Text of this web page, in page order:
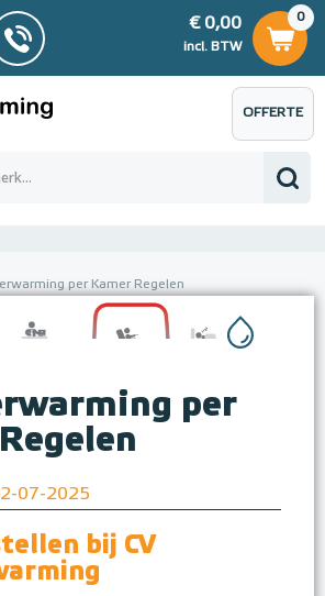
0
€ 0,00
incl. BTW
€ 0,00
OFFERTE
AANVRAGEN
per Kamer Regelen
per
07-2025
bij CV